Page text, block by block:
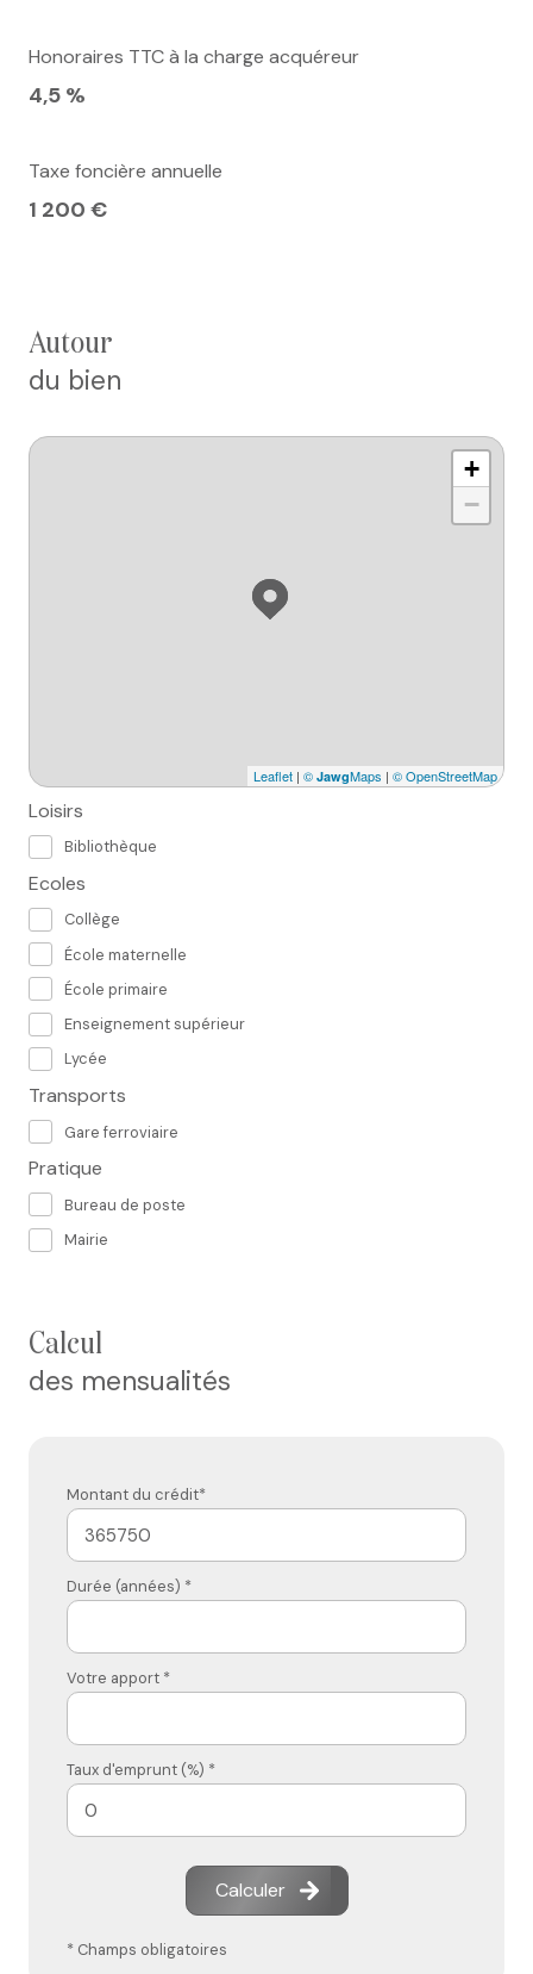
Honoraires TTC à la charge acquéreur
4,5 %
Taxe foncière annuelle
1 200 €
autour
du bien
+
−
Leaflet | © JawgMaps | © OpenStreetMap
Loisirs
Bibliothèque
Ecoles
Collège
École maternelle
École primaire
Enseignement supérieur
Lycée
Transports
Gare ferroviaire
Pratique
Bureau de poste
Mairie
calcul
des mensualités
Montant du crédit*
Durée (années) *
Votre apport *
Taux d'emprunt (%) *
Calculer
* Champs obligatoires